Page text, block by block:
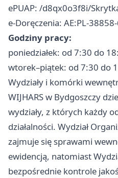
ePUAP: /d8qx0o3f8i/
e-Doręczenia: AE:PL-
Godziny pracy:
poniedziałek: od 7:30 do
wtorek–piątek: od 7:30 do
Wydziały i komórki
WIJHARS w Bydgoszczy
wydziały, z których każdy
działalności. Wydział
zajmuje się sprawami
ewidencją, natomiast
bezpośrednie kontrole